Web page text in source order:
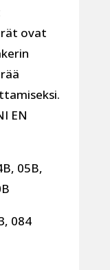
ovat
EN
05B,
084